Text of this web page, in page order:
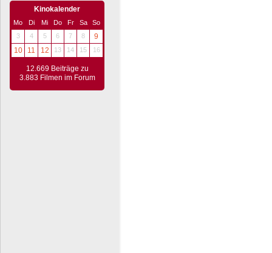
Kinokalender
Mo Di Mi Do Fr Sa
So
3
4 5 6 7 8
9
10
11 12 13 14 15 16
12.669 Beiträge zu
3.883 Filmen im Forum